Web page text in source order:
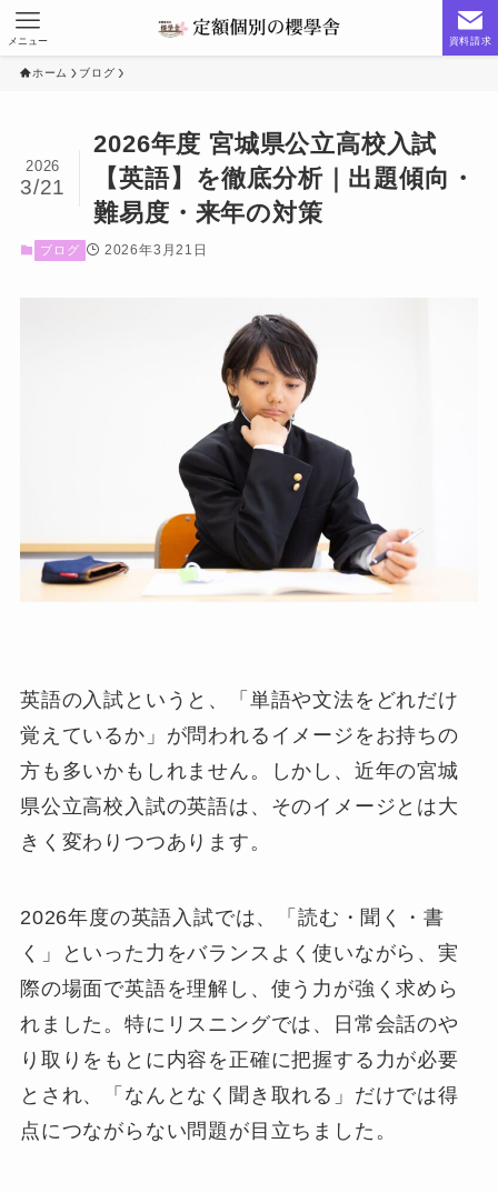
資料請求
メニュー
ホーム ブログ
2026年度 宮城県公立高校入試
【英語】を徹底分析｜出題傾向・
難易度・来年の対策
2026
3/21
ブログ 2026年3月21日
英語の入試というと、「単語や文法をどれだけ
覚えているか」が問われるイメージをお持ちの
方も多いかもしれません。しかし、近年の宮城
県公立高校入試の英語は、そのイメージとは大
きく変わりつつあります。
2026年度の英語入試では、「読む・聞く・書
く」といった力をバランスよく使いながら、実
際の場面で英語を理解し、使う力が強く求めら
れました。特にリスニングでは、日常会話のや
り取りをもとに内容を正確に把握する力が必要
とされ、「なんとなく聞き取れる」だけでは得
点につながらない問題が目立ちました。